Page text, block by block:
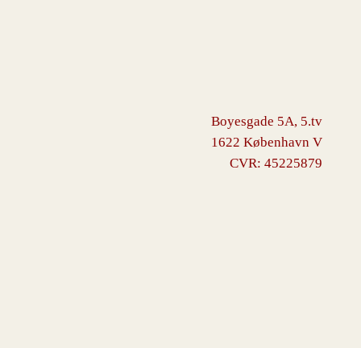
Boyesgade 5A, 5.tv
1622 København V
CVR: 45225879